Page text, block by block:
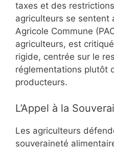
taxes et des
agriculteurs se sentent
Agricole Commune
agriculteurs, est
rigide, centrée sur le
réglementations plutôt
producteurs.
L’Appel à la
Les agriculteurs
souveraineté